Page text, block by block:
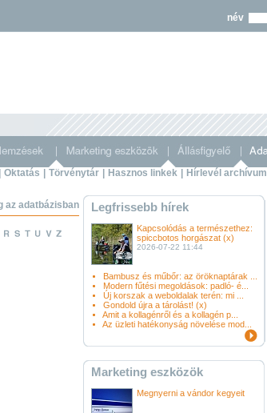
név
Oktatás Törvénytár Hasznos linkek Hírlevél archívum
az adatbázisban Legfrissebb hírek
Kapcsolódás a természethez:
spiccbotos horgászat (x)
2026-07-22 11:44
Bambusz és műbőr: az öröknaptárak ...
Modern fűtési megoldások: padló- é...
Új korszak a weboldalak terén: mi ...
Gondold újra a tárolást! (x)
Amit a kollagénről és a kollagén p...
Az üzleti hatékonyság növelése mod...
Marketing eszközök
Megnyerni a vándor kegyeit